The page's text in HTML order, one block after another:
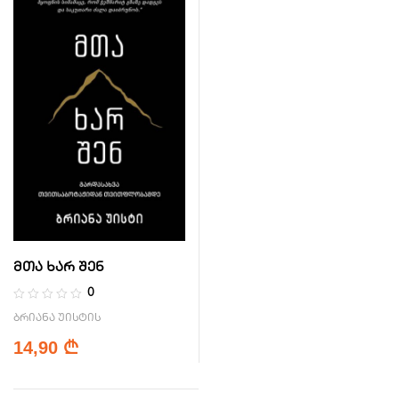
მთა ხარ შენ
0
ბრიანა უისტის
14,90 ₾